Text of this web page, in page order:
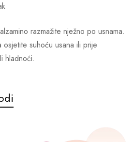
razmažite nježno po usnama.
osjetite suhoću usana ili prije
hladnoći.